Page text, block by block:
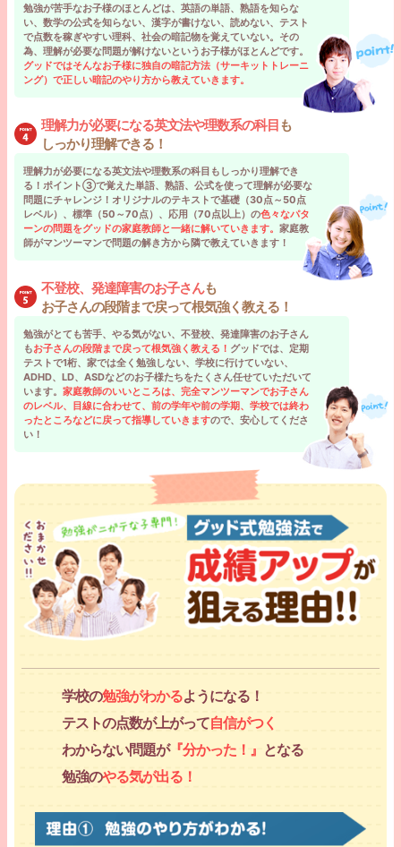
勉強が苦手なお子様のほとんどは、英語の単語、熟語を知らな
い、数学の公式を知らない、漢字が書けない、読めない、テスト
で点数を稼ぎやすい理科、社会の暗記物を覚えていない。その
為、理解が必要な問題が解けないというお子様がほとんどです。
グッドではそんなお子様に独自の暗記方法（サーキットトレーニ
ング）で正しい暗記のやり方から教えていきます。
理解力が必要になる英文法や理数系の科目 も
しっかり理解できる！
理解力が必要になる英文法や理数系の科目もしっかり理解でき
る！ポイント③で覚えた単語、熟語、公式を使って理解が必要な
問題にチャレンジ！オリジナルのテキストで基礎（30点～50点
レベル）、標準（50～70点）、応用（70点以上）の色々なパタ
ーンの問題をグッドの家庭教師と一緒に解いていきます。 家庭教
師がマンツーマンで問題の解き方から隣で教えていきます！
不登校、発達障害のお子さんも
お子さんの段階まで戻って根気強く教える！
勉強がとても苦手、やる気がない、不登校、発達障害のお子さん
もお子さんの段階まで戻って根気強く教える！ グッドでは、定期
テストで1桁、家では全く勉強しない、学校に行けていない、
ADHD、LD、ASDなどのお子様たちをたくさん任せていただいて
います。 家庭教師のいいところは、完全マンツーマンでお子さん
のレベル、目線に合わせて、前の学年や前の学期、学校では終わ
ったところなどに戻って指導していきますので、安心してくださ
い！
学校の勉強がわかるようになる！
テストの点数が上がって自信がつく
わからない問題が『分かった！』 となる
勉強のやる気が出る！